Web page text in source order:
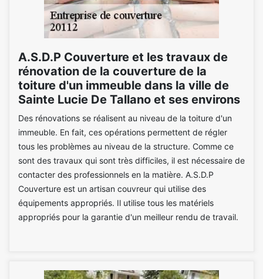
A.S.D.P Couverture et les travaux de
rénovation de la couverture de la
toiture d'un immeuble dans la ville de
Sainte Lucie De Tallano et ses environs
Des rénovations se réalisent au niveau de la toiture d'un
immeuble. En fait, ces opérations permettent de régler
tous les problèmes au niveau de la structure. Comme ce
sont des travaux qui sont très difficiles, il est nécessaire de
contacter des professionnels en la matière. A.S.D.P
Couverture est un artisan couvreur qui utilise des
équipements appropriés. Il utilise tous les matériels
appropriés pour la garantie d'un meilleur rendu de travail.